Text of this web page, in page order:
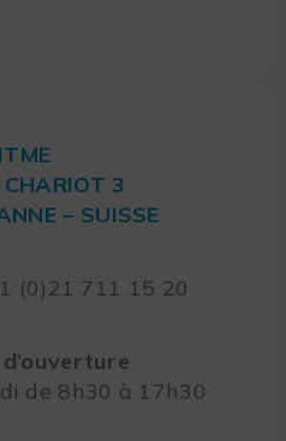
3
– SUISSE
(0)21 711 15 20
de 8h30 à 17h30